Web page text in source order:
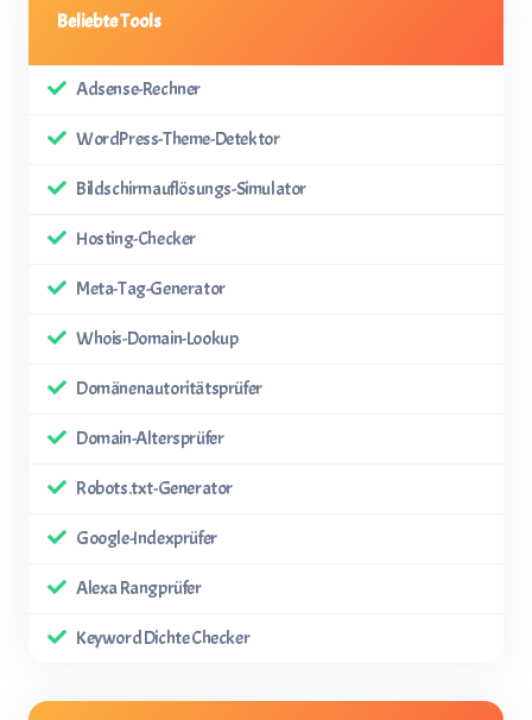
Beliebte Tools
Adsense-Rechner
WordPress-Theme-Detektor
Bildschirmauflösungs-Simulator
Hosting-Checker
Meta-Tag-Generator
Whois-Domain-Lookup
Domänenautoritätsprüfer
Domain-Altersprüfer
Robots.txt-Generator
Google-Indexprüfer
Alexa Rangprüfer
Keyword Dichte Checker